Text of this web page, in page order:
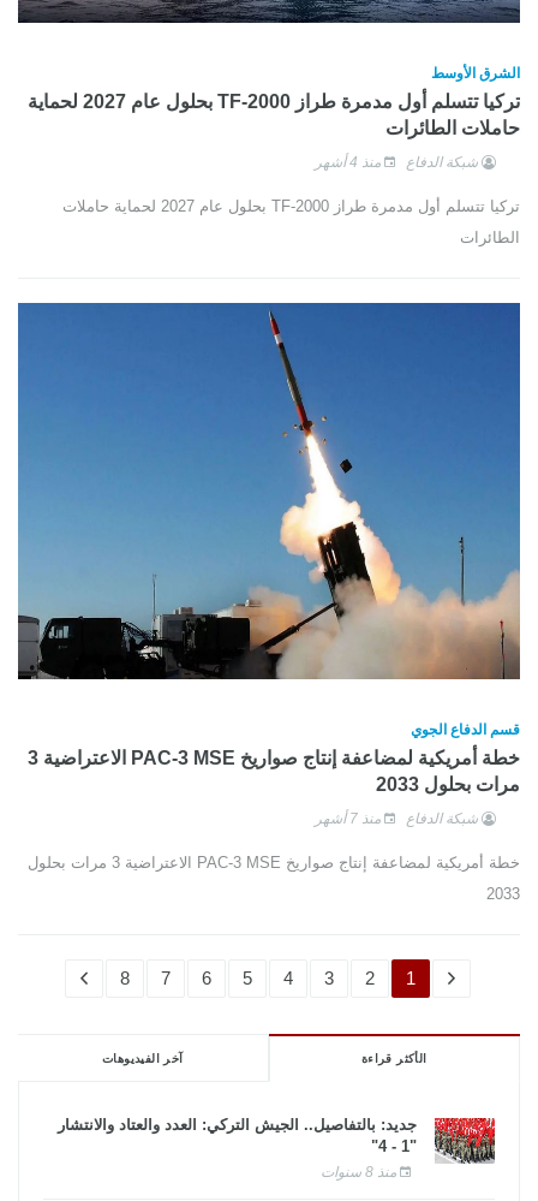
الشرق الأوسط
تركيا تتسلم أول مدمرة طراز TF-2000 بحلول عام 2027 لحماية
حاملات الطائرات
شبكة الدفاع منذ 4 أشهر
تركيا تتسلم أول مدمرة طراز TF-2000 بحلول عام 2027 لحماية حاملات
الطائرات
قسم الدفاع الجوي
خطة أمريكية لمضاعفة إنتاج صواريخ PAC-3 MSE الاعتراضية 3
مرات بحلول 2033
شبكة الدفاع منذ 7 أشهر
خطة أمريكية لمضاعفة إنتاج صواريخ PAC-3 MSE الاعتراضية 3 مرات بحلول
2033
1
2
3
4
5
6
7
8
الأكثر قراءة آخر الفيديوهات
جديد: بالتفاصيل.. الجيش التركي: العدد والعتاد والانتشار
"1 - 4"
منذ 8 سنوات